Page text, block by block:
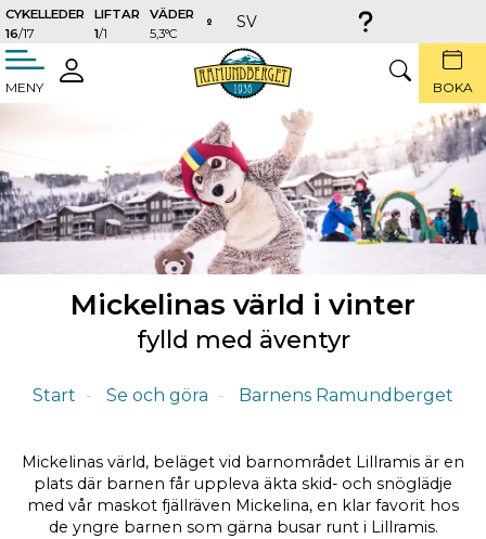
CYKELLEDER
16/17
LIFTAR
1/1
VÄDER
5,3°C
SV
MENY
LOGGA
SÖK BOKA
Mickelinas värld i vinter
fylld med äventyr
Start Se och göra Barnens Ramundberget
Mickelinas värld, beläget vid barnområdet Lillramis är en
plats där barnen får uppleva äkta skid- och snöglädje
med vår maskot fjällräven Mickelina, en klar favorit hos
de yngre barnen som gärna busar runt i Lillramis.